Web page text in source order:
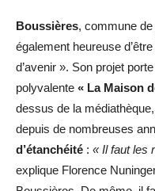
Boussières, commune
également heureuse
d’avenir ». Son projet
polyvalente « La Maison
dessus de la
depuis de nombreuses
d’étanchéité : « Il faut les
explique Florence